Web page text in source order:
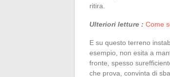
ritira.
Ulteriori letture : Come
E su questo terreno
esempio, non esita a
fronte, spesso
che prova, convinta di